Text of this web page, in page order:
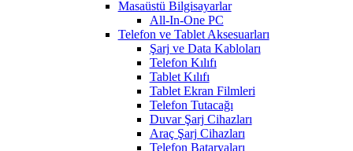
Masaüstü Bilgisayarlar
All-In-One PC
Telefon ve Tablet Aksesuarları
Şarj ve Data Kabloları
Telefon Kılıfı
Tablet Kılıfı
Tablet Ekran Filmleri
Telefon Tutacağı
Duvar Şarj Cihazları
Araç Şarj Cihazları
Telefon Bataryaları